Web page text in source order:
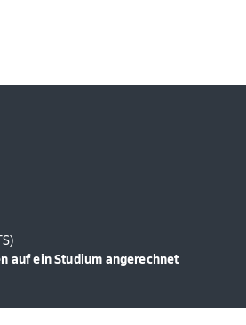
auf ein Studium angerechnet